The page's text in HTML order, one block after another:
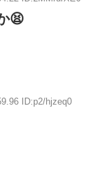
😫
ID:p2/hjzeq0